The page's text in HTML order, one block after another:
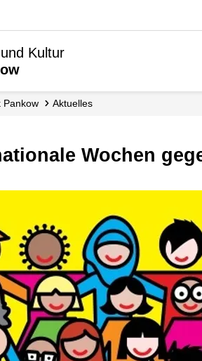
Kultur
Pankow Aktuelles
Wochen